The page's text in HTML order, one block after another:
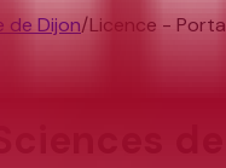
de Dijon/Licence -